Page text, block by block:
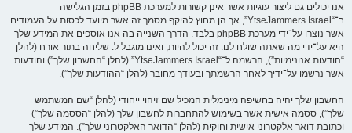
אנו יכולים גם ליצור עוגיות אשר אינן קשורות למערכת phpBB בזמן הגלישה
ב־“YtseJammers Israel”, אך הן מחוץ להיקף מסמך זה אשר מיועד לכסות על העמודים
אשר נוצרו על־ידי מערכת phpBB בלבד. הדרך השנייה בה אנו אוספים את המידע שלך
היא על־ידי מה שאתה שולח לנו. זה יכול להיות, ואינו מוגבל ל: שליחה בתור אורח (להלן
“הודעות אנונימיות”), הרשמה ל־“YtseJammers Israel” (להלן “החשבון שלך”) והודעות
אשר נרשמו על־ידיך לאחר הרשמתך ובעודך מחובר (להלן “ההודעות שלך”).
החשבון שלך יהיה בחשיפה מינימלית המכיל שם זיהוי ייחודי (להלן “שם המשתמש
שלך”), ססמה אישית אשר בשימוש להתחברות לחשבון שלך (להלן “הססמה שלך”)
וכתובת דואר אלקטרוני אישית וחוקית (להלן “הדואר האלקטרוני שלך”). המידע שלך